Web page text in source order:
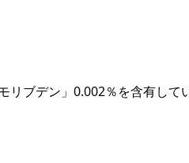
リブデン」0.002％を含有して